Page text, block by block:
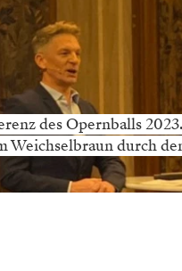
des Opernballs
Weichselbraun durch